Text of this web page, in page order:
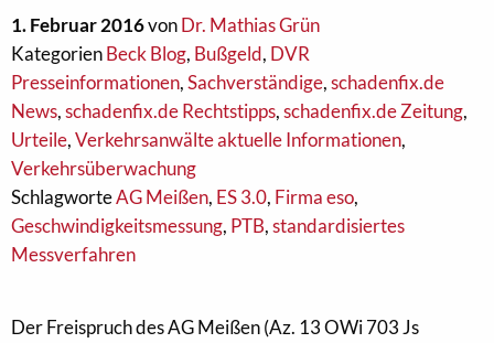
1. Februar 2016vonDr. Mathias Grün
KategorienBeck Blog, Bußgeld, DVR
Presseinformationen,Sachverständige,schadenfix.de
News,schadenfix.de Rechtstipps,schadenfix.de Zeitung,
Urteile,Verkehrsanwälte aktuelle Informationen,
Verkehrsüberwachung
SchlagworteAG Meißen, ES 3.0, Firma eso,
Geschwindigkeitsmessung, PTB,standardisiertes
Messverfahren
Der Freispruch des AG Meißen (Az. 13 OWi 703 Js